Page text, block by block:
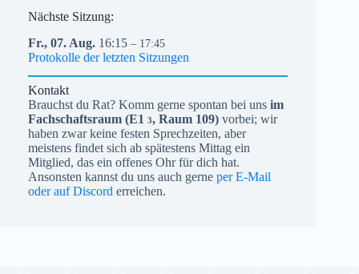
Nächste Sitzung:
Fr., 07. Aug. 16:15 – 17:45
Protokolle der letzten Sitzungen
Kontakt
Brauchst du Rat? Komm gerne spontan bei uns im
Fachschaftsraum (E1 3, Raum 109) vorbei; wir
haben zwar keine festen Sprechzeiten, aber
meistens findet sich ab spätestens Mittag ein
Mitglied, das ein offenes Ohr für dich hat.
Ansonsten kannst du uns auch gerne per E-Mail
oder auf Discord erreichen.